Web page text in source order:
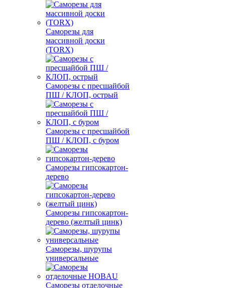
Саморезы для
массивной доски
(TORX)
Саморезы с пресшайбой
ПШ / КЛОП, острый
Саморезы с пресшайбой
ПШ / КЛОП, с буром
Саморезы гипсокартон-
дерево
Саморезы гипсокартон-
дерево (желтый цинк)
Саморезы, шурупы
универсальные
Саморезы отделочные